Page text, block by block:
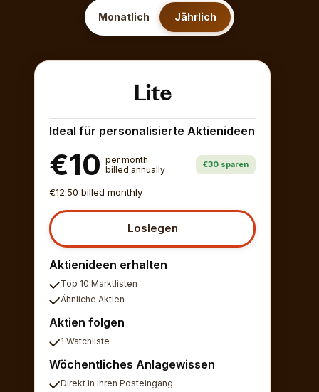
Monatlich Jährlich
Lite
Ideal für personalisierte Aktienideen
€10 per month
billed annually
€30 sparen
€12.50 billed monthly
Loslegen
Aktienideen erhalten
Top 10 Marktlisten
Ähnliche Aktien
Aktien folgen
1 Watchliste
Wöchentliches Anlagewissen
Direkt in Ihren Posteingang